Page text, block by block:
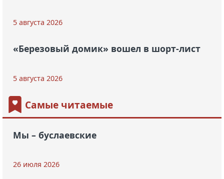
5 августа 2026
«Березовый домик» вошел в шорт-лист
5 августа 2026
Самые читаемые
Мы – буслаевские
26 июля 2026